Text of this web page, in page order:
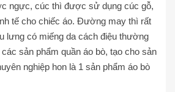
ngực, cúc thì được sử dụng cúc gỗ,
tế cho chiếc áo. Đường may thì rất
lưng có miếng da cách điệu thường
sản phẩm quần áo bò, tạo cho sản
nghiệp hon là 1 sản phẩm áo bò